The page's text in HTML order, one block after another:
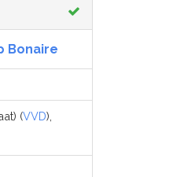
Bonaire
(VVD),